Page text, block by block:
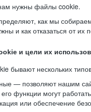
нужны файлы cookie.
как мы
и как отказаться от их
и цели их
бывают нескольких
— позволяют нашим
функции могут
или обеспечение